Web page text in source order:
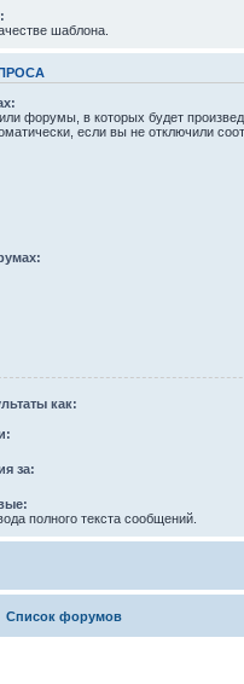
шаблона.
форумы, в которых будет
если вы не отключили
как:
за:
полного текста сообщений.
Список форумов